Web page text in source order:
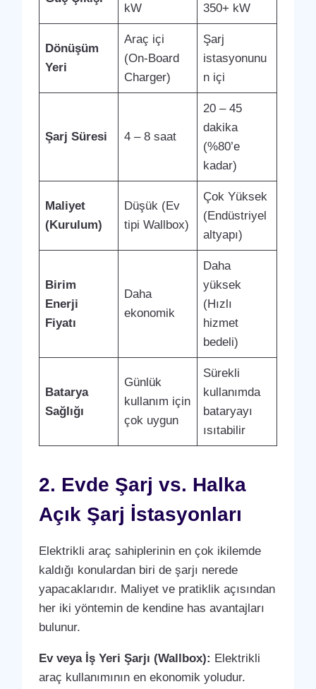
kW 350+ kW
Dönüşüm
Yeri
Araç içi
(On-Board
Charger)
Şarj
istasyonunu
n içi
Şarj Süresi 4 – 8 saat
20 – 45
dakika
(%80’e
kadar)
Maliyet
(Kurulum)
Düşük (Ev
tipi Wallbox)
Çok Yüksek
(Endüstriyel
altyapı)
Birim
Enerji
Fiyatı
Daha
ekonomik
Daha
yüksek
(Hızlı
hizmet
bedeli)
Batarya
Sağlığı
Günlük
kullanım için
çok uygun
Sürekli
kullanımda
bataryayı
ısıtabilir
2. Evde Şarj vs. Halka
Açık Şarj İstasyonları
Elektrikli araç sahiplerinin en çok ikilemde
kaldığı konulardan biri de şarjı nerede
yapacaklarıdır. Maliyet ve pratiklik açısından
her iki yöntemin de kendine has avantajları
bulunur.
Ev veya İş Yeri Şarjı (Wallbox): Elektrikli
araç kullanımının en ekonomik yoludur.